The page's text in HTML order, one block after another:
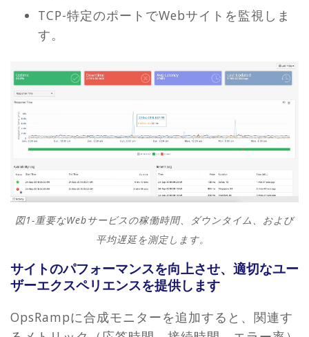
TCP-特定のポートでWebサイトを監視しま
す。
図1-重要なWebサービスの稼働時間、ダウンタイム、および
平均遅延を測定します。
サイトのパフォーマンスを向上させ、適切なユー
ザーエクスペリエンスを提供します
OpsRampに合成モニターを追加すると、関連す